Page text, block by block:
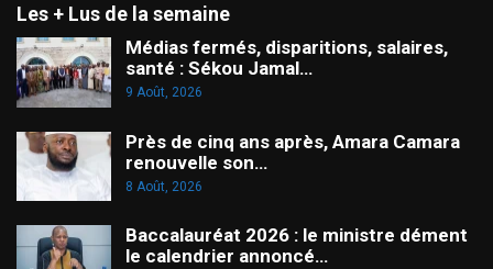
Les + Lus de la semaine
Médias fermés, disparitions, salaires,
santé : Sékou Jamal…
9 Août, 2026
Près de cinq ans après, Amara Camara
renouvelle son…
8 Août, 2026
Baccalauréat 2026 : le ministre dément
le calendrier annoncé…